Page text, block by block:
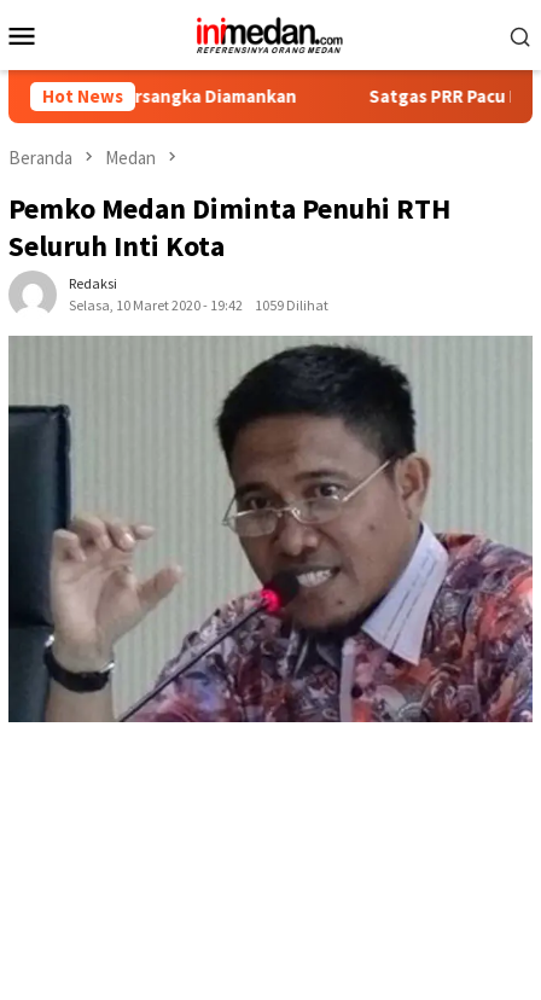
ke
Mobile
Hot News
Diamankan Satgas PRR Pacu Realisasi
Beranda Medan
Pemko Medan Diminta Penuhi RTH
Seluruh Inti Kota
Redaksi
Selasa, 10 Maret 2020 - 19:42
1059 Dilihat